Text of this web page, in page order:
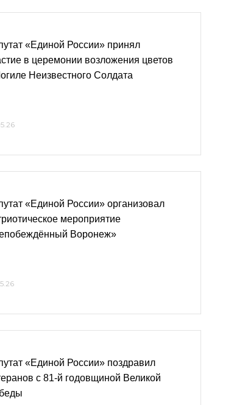
«Единой России» принял
в церемонии возложения цветов
Неизвестного Солдата
«Единой России» организовал
мероприятие
Воронеж»
«Единой России» поздравил
с 81-й годовщиной Великой